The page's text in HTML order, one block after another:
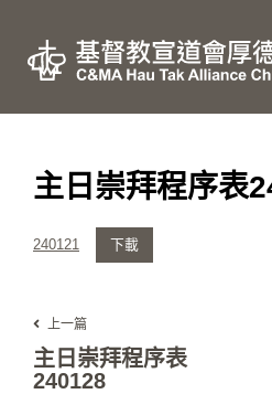
主日崇拜程序表
240121 下載
上一篇
主日崇拜程序表
240128